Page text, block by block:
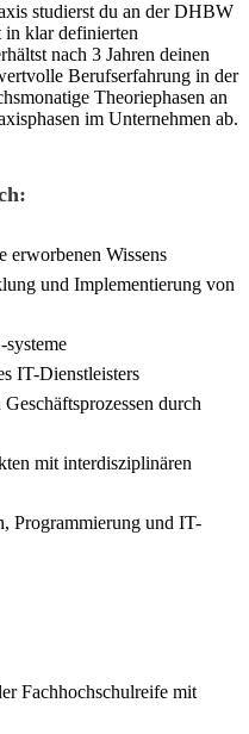
studierst du an der DHBW
in klar definierten
nach 3 Jahren deinen
Berufserfahrung in der
Theoriephasen an
im Unternehmen ab.
erworbenen Wissens
und Implementierung von
systeme
IT-Dienstleisters
durch
mit interdisziplinären
Programmierung und IT-
Fachhochschulreife mit